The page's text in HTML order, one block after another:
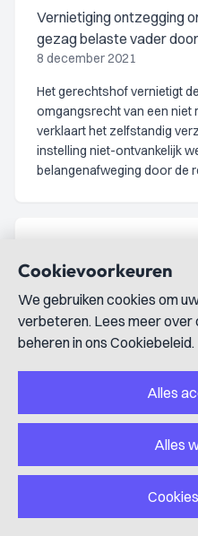
Vernietiging ontzegging
gezag belaste vader
8 december 2021
Het gerechtshof vernietigt
omgangsrecht van een niet
verklaart het zelfstandig
instelling niet-ontvankelijk
belangenafweging door de
Civiel recht; Personen- en
Hoger beroep over
afwikkeling ex-
7 december 2021
woning toe aan de man
dat hij de financiering
Verder worden diverse
Cookievoorkeuren
We gebruiken cookies om
verbeteren. Lees meer over
beheren in ons Cookiebeleid.
Alles
Alles